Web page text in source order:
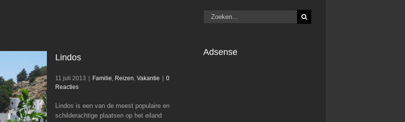
Lindos
Familie Reizen Vakantie
Lindos
11 juli 2013 | Familie Reizen Vakantie | 0
Reacties
Lindos is een van de meest populaire en
schilderachtige plaatsen op het eiland
Zoeken
naar:
Adsense